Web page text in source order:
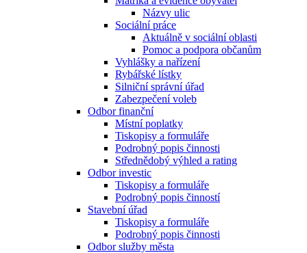
Názvy ulic
Sociální práce
Aktuálně v sociální oblasti
Pomoc a podpora občanům
Vyhlášky a nařízení
Rybářské lístky
Silniční správní úřad
Zabezpečení voleb
Odbor finanční
Místní poplatky
Tiskopisy a formuláře
Podrobný popis činnosti
Střednědobý výhled a rating
Odbor investic
Tiskopisy a formuláře
Podrobný popis činností
Stavební úřad
Tiskopisy a formuláře
Podrobný popis činnosti
Odbor služby města